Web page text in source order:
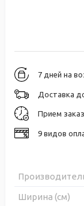
7 дней на
Доставка
Прием
9 видов
Ширина (см)